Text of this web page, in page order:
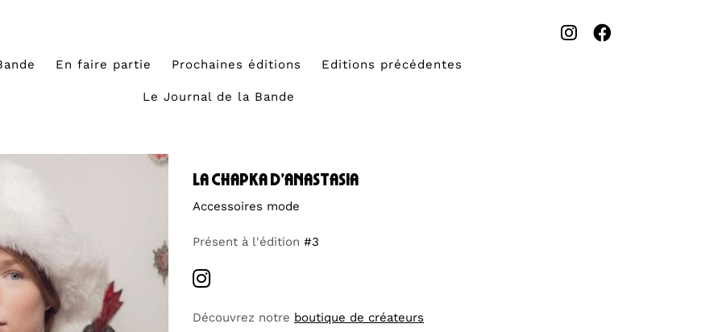
En faire partie Prochaines éditions Editions précédentes
Le Journal de la Bande
la chapka d’anastasia
Accessoires mode
Présent à l'édition #3
Découvrez notre boutique de créateurs